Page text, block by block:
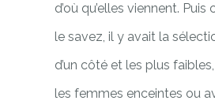
d’où qu’elles viennent.
le savez, il y avait la
d’un côté et les plus
les femmes enceintes ou